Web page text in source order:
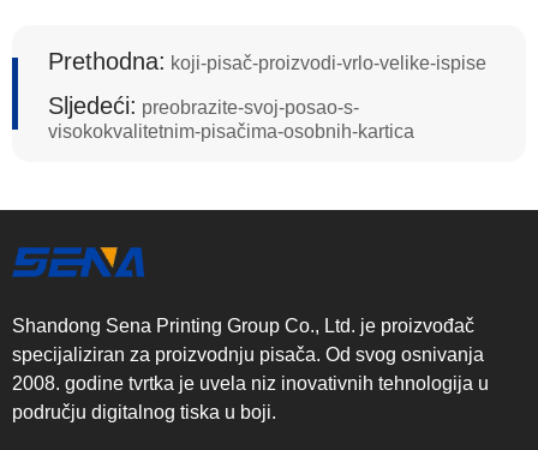
Prethodna: koji-pisač-proizvodi-vrlo-velike-ispise
Sljedeći: preobrazite-svoj-posao-s-
visokokvalitetnim-pisačima-osobnih-kartica
Shandong Sena Printing Group Co., Ltd. je proizvođač
specijaliziran za proizvodnju pisača. Od svog osnivanja
2008. godine tvrtka je uvela niz inovativnih tehnologija u
području digitalnog tiska u boji.